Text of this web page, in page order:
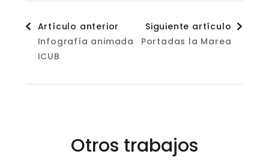
Navegación
de
Artículo anterior
Infografía animada
ICUB
Siguiente artículo
Portadas la Marea
Otros trabajos